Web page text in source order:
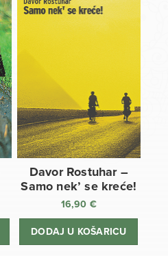
Davor Rostuhar –
Samo nek’ se kreće!
16,90 €
DODAJ U KOŠARICU